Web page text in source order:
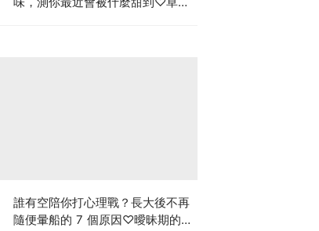
誰有空陪你打心理戰？長大後不再
隨便暈船的 7 個原因♡曖昧期的冷